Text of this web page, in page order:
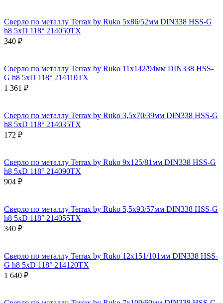
Сверло по металлу Terrax by Ruko 5x86/52мм DIN338 HSS-G
h8 5xD 118° 214050TX
340 ₽
Сверло по металлу Terrax by Ruko 11x142/94мм DIN338 HSS-
G h8 5xD 118° 214110TX
1 361 ₽
Сверло по металлу Terrax by Ruko 3,5x70/39мм DIN338 HSS-G
h8 5xD 118° 214035TX
172 ₽
Сверло по металлу Terrax by Ruko 9x125/81мм DIN338 HSS-G
h8 5xD 118° 214090TX
904 ₽
Сверло по металлу Terrax by Ruko 5,5x93/57мм DIN338 HSS-G
h8 5xD 118° 214055TX
340 ₽
Сверло по металлу Terrax by Ruko 12x151/101мм DIN338 HSS-
G h8 5xD 118° 214120TX
1 640 ₽